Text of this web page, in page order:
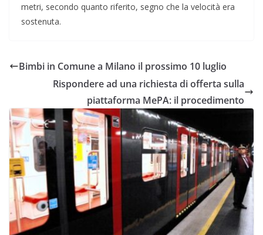
metri, secondo quanto riferito, segno che la velocità era
sostenuta.
Bimbi in Comune a Milano il prossimo 10 luglio
Rispondere ad una richiesta di offerta sulla
piattaforma MePA: il procedimento